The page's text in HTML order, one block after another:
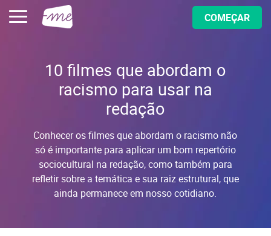
COMEÇAR
10 filmes que abordam o
racismo para usar na
redação
Conhecer os filmes que abordam o racismo não
só é importante para aplicar um bom repertório
sociocultural na redação, como também para
refletir sobre a temática e sua raiz estrutural, que
ainda permanece em nosso cotidiano.